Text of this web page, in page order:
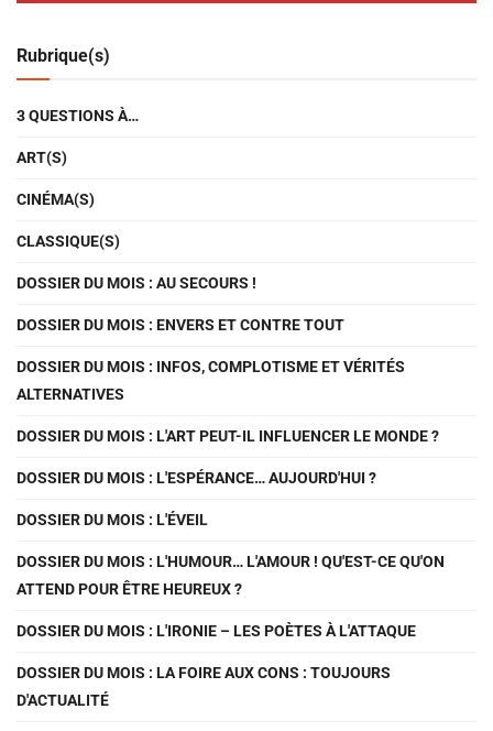
Rubrique(s)
3 QUESTIONS À…
ART(S)
CINÉMA(S)
CLASSIQUE(S)
DOSSIER DU MOIS : AU SECOURS !
DOSSIER DU MOIS : ENVERS ET CONTRE TOUT
DOSSIER DU MOIS : INFOS, COMPLOTISME ET VÉRITÉS
ALTERNATIVES
DOSSIER DU MOIS : L'ART PEUT-IL INFLUENCER LE MONDE ?
DOSSIER DU MOIS : L'ESPÉRANCE… AUJOURD'HUI ?
DOSSIER DU MOIS : L'ÉVEIL
DOSSIER DU MOIS : L'HUMOUR… L'AMOUR ! QU'EST-CE QU'ON
ATTEND POUR ÊTRE HEUREUX ?
DOSSIER DU MOIS : L'IRONIE – LES POÈTES À L'ATTAQUE
DOSSIER DU MOIS : LA FOIRE AUX CONS : TOUJOURS
D'ACTUALITÉ